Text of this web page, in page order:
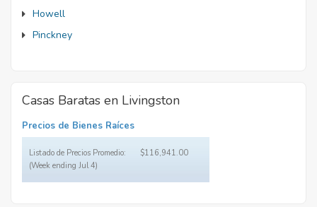
Howell
Pinckney
Casas Baratas en Livingston
Precios de Bienes Raíces
Listado de Precios Promedio:
(Week ending Jul 4)
$116,941.00